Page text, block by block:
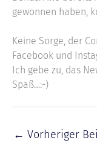
gewonnen haben,
Keine Sorge, der
Facebook und
Ich gebe zu, das
Spaß…:-)
← Vorheriger